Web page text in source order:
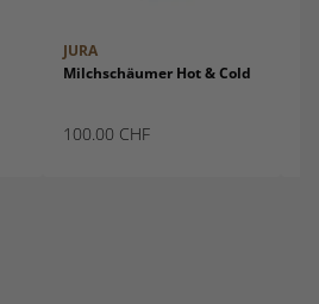
JURA
Milchschäumer Hot & Cold
100.00 CHF